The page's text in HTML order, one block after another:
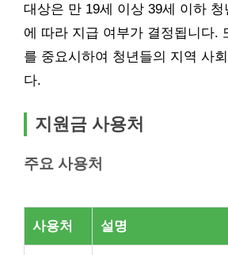
대상은 만 19세 이상 39세 이하
에 따라 지급 여부가 결정됩니다.
를 중요시하여 청년들의 지역 사
다.
지원금 사용처
주요 사용처
사용처 설명